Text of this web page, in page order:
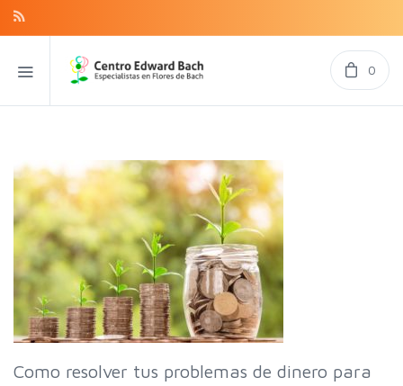
0
Como resolver tus problemas de dinero para